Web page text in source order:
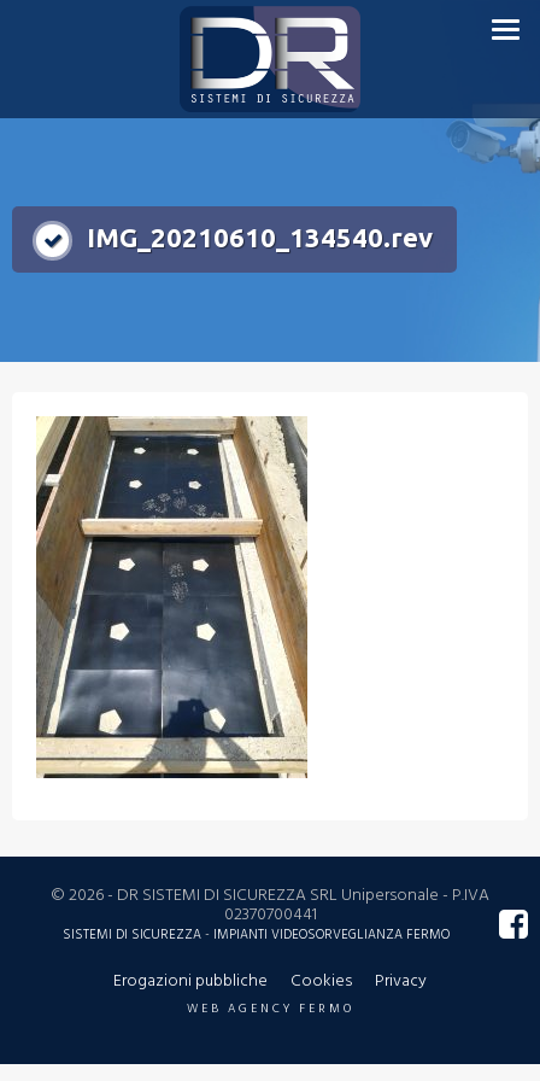
Sistemi di sicurezza
IMG_20210610_134540.rev
© 2026 - DR SISTEMI DI SICUREZZA SRL Unipersonale - P.IVA
02370700441
SISTEMI DI SICUREZZA- IMPIANTI VIDEOSORVEGLIANZA FERMO
Erogazioni pubbliche Cookies Privacy
WEB AGENCY FERMO